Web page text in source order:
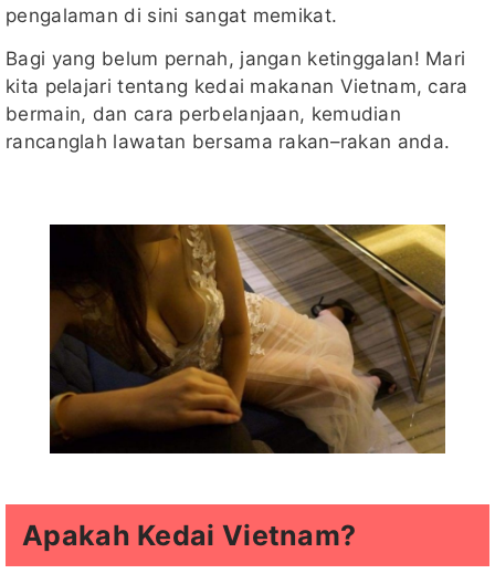
pengalaman di sini sangat memikat.
Bagi yang belum pernah, jangan ketinggalan! Mari
kita pelajari tentang kedai makanan Vietnam, cara
bermain, dan cara perbelanjaan, kemudian
rancanglah lawatan bersama rakan–rakan anda.
Apakah Kedai Vietnam?